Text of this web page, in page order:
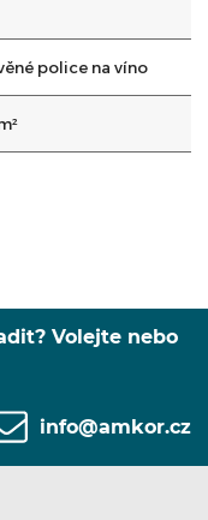
police na víno
Volejte nebo
info@amkor.cz